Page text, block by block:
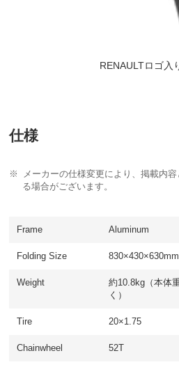
RENAULTロゴ入
仕様
メーカーの仕様変更により、掲載内
る場合がございます。
Frame Aluminum
Folding Size 830×430×630mm
Weight
約10.8kg（本体
く）
Tire 20×1.75
Chainwheel 52T